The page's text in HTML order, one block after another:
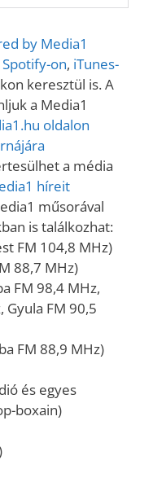
by Media1
Spotify-on, iTunes-
keresztül is. A
a Media1
oldalon
a média
híreit
műsorával
is találkozhat:
FM 104,8 MHz)
88,7 MHz)
FM 98,4 MHz,
Gyula FM 90,5
FM 88,9 MHz)
és egyes
boxain)